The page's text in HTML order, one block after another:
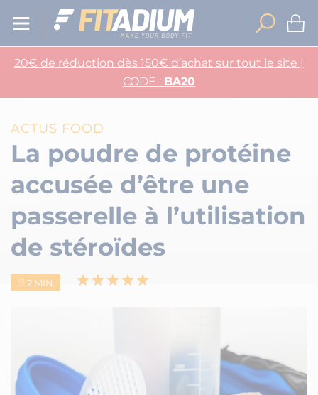
20€ de réduction dès 150€ d’achat sur tout le site |
CODE : BA20
ACTUS FOOD
La poudre de protéine
accusée d’être une
passerelle à l’utilisation
de stéroïdes
2 MIN